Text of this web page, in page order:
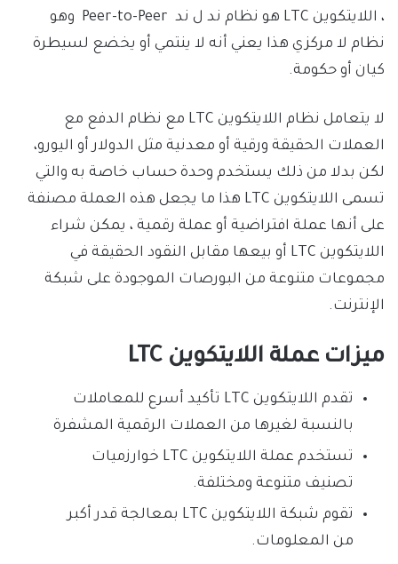
، اللايتكوين LTC هو نظام ند ل ند Peer-to-Peer وهو
نظام لا مركزي هذا يعني أنه لا ينتمي أو يخضع لسيطرة
كيان أو حكومة.
لا يتعامل نظام اللايتكوين LTC مع نظام الدفع مع
العملات الحقيقة ورقية أو معدنية مثل الدولار أو اليورو،
لكن بدلا من ذلك يستخدم وحدة حساب خاصة به والتي
تسمى اللايتكوين LTC هذا ما يجعل هذه العملة مصنفة
على أنها عملة افتراضية أو عملة رقمية ، يمكن شراء
اللايتكوين LTC أو بيعها مقابل النقود الحقيقة في
مجموعات متنوعة من البورصات الموجودة على شبكة
الإنترنت.
ميزات عملة اللايتكوين LTC
تقدم اللايتكوين LTC تأكيد أسرع للمعاملات
بالنسبة لغيرها من العملات الرقمية المشفرة
تستخدم عملة اللايتكوين LTC خوارزميات
تصنيف متنوعة ومختلفة.
تقوم شبكة اللايتكوين LTC بمعالجة قدر أكبر
من المعلومات.